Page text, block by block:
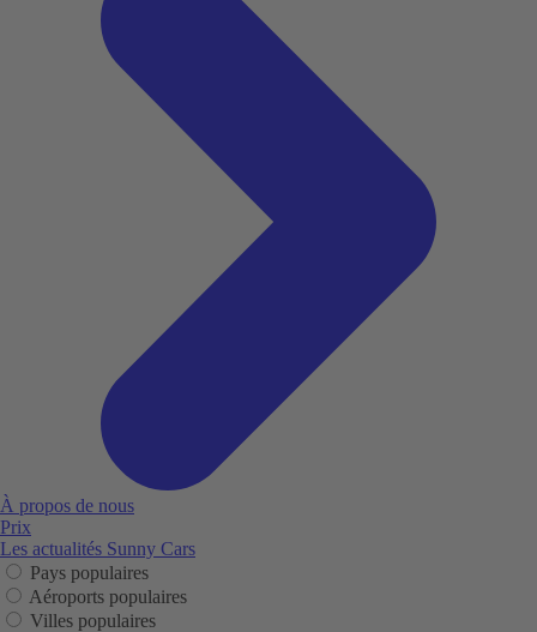
À propos de nous
Prix
Les actualités Sunny Cars
Pays populaires
Aéroports populaires
Villes populaires